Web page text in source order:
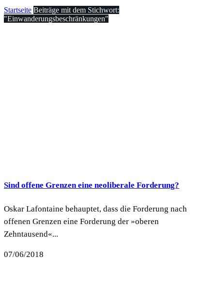
Startseite Beiträge mit dem Stichwort:
"Einwanderungsbeschränkungen"
Sind offene Grenzen eine neoliberale Forderung?
Oskar Lafontaine behauptet, dass die Forderung nach
offenen Grenzen eine Forderung der »oberen
Zehntausend«...
07/06/2018